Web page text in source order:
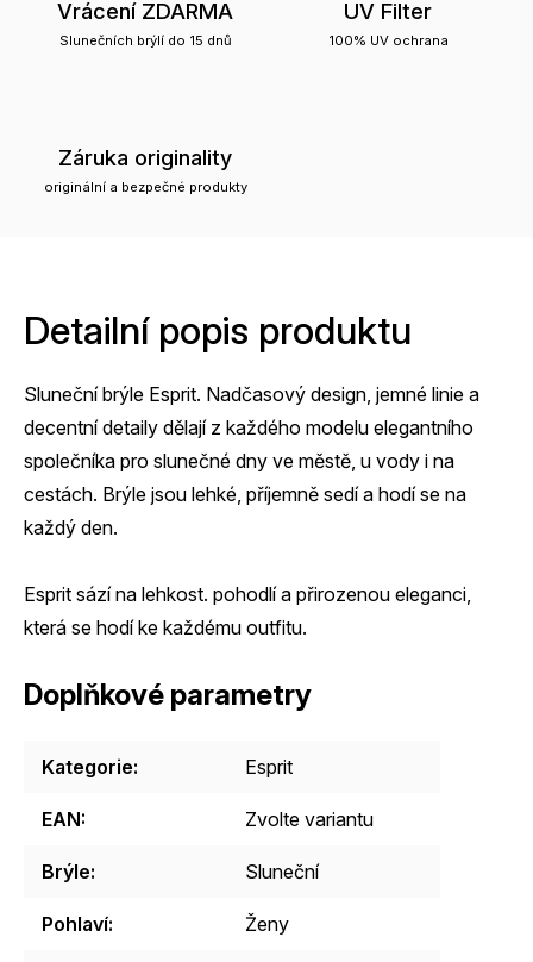
Vrácení ZDARMA
Slunečních brýlí do 15 dnů
UV Filter
100% UV ochrana
Záruka originality
originální a bezpečné produkty
Detailní popis produktu
Sluneční brýle Esprit. Nadčasový design, jemné linie a
decentní detaily dělají z každého modelu elegantního
společníka pro slunečné dny ve městě, u vody i na
cestách. Brýle jsou lehké, příjemně sedí a hodí se na
každý den.
Esprit sází na lehkost. pohodlí a přirozenou eleganci,
která se hodí ke každému outfitu.
Doplňkové parametry
Kategorie: Esprit
EAN: Zvolte variantu
Brýle: Sluneční
Pohlaví: Ženy